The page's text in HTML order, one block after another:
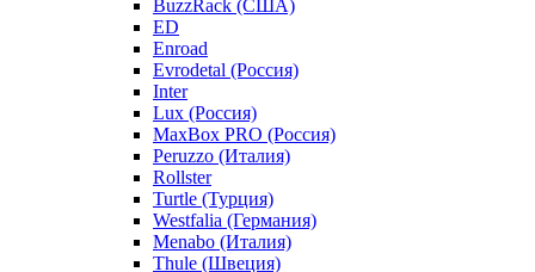
BuzzRack (США)
ED
Enroad
Evrodetal (Россия)
Inter
Lux (Россия)
MaxBox PRO (Россия)
Peruzzo (Италия)
Rollster
Turtle (Турция)
Westfalia (Германия)
Menabo (Италия)
Thule (Швеция)